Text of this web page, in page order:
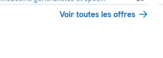
Voir toutes les offres